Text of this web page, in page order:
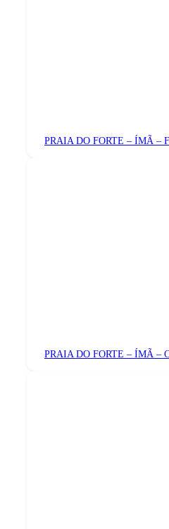
PRAIA DO FORTE – ÍMÃ –
PRAIA DO FORTE – ÍMÃ –